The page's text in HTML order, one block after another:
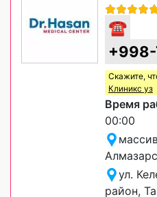
☎
Скажите,
Клиникс уз
Время
00:00
ул.
район,